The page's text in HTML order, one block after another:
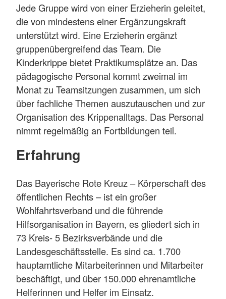
Jede Gruppe wird von einer Erzieherin geleitet,
die von mindestens einer Ergänzungskraft
unterstützt wird. Eine Erzieherin ergänzt
gruppenübergreifend das Team. Die
Kinderkrippe bietet Praktikumsplätze an. Das
pädagogische Personal kommt zweimal im
Monat zu Teamsitzungen zusammen, um sich
über fachliche Themen auszutauschen und zur
Organisation des Krippenalltags. Das Personal
nimmt regelmäßig an Fortbildungen teil.
Erfahrung
Das Bayerische Rote Kreuz – Körperschaft des
öffentlichen Rechts – ist ein großer
Wohlfahrtsverband und die führende
Hilfsorganisation in Bayern, es gliedert sich in
73 Kreis- 5 Bezirksverbände und die
Landesgeschäftsstelle. Es sind ca. 1.700
hauptamtliche Mitarbeiterinnen und Mitarbeiter
beschäftigt, und über 150.000 ehrenamtliche
Helferinnen und Helfer im Einsatz.